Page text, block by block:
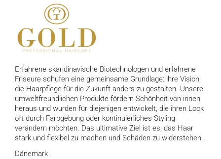
Erfahrene skandinavische Biotechnologen und erfahrene
Friseure schufen eine gemeinsame Grundlage: ihre Vision,
die Haarpflege für die Zukunft anders zu gestalten. Unsere
umweltfreundlichen Produkte fördern Schönheit von innen
heraus und wurden für diejenigen entwickelt, die ihren Look
oft durch Farbgebung oder kontinuierliches Styling
verändern möchten. Das ultimative Ziel ist es, das Haar
stark und flexibel zu machen und Schäden zu widerstehen.
Dänemark